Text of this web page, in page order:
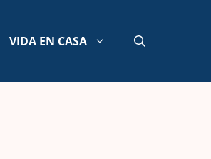
VIDA EN CASA